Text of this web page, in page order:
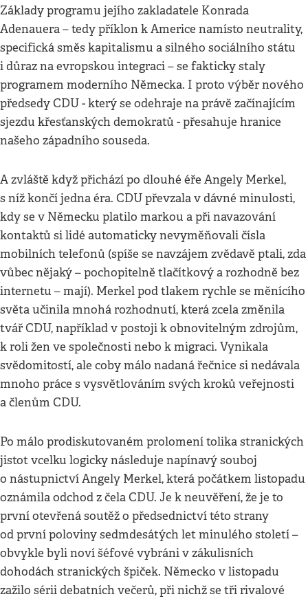
Základy programu jejího zakladatele Konrada
Adenauera – tedy příklon k Americe namísto neutrality,
specifická směs kapitalismu a silného sociálního státu
i důraz na evropskou integraci – se fakticky staly
programem moderního Německa. I proto výběr nového
předsedy CDU - který se odehraje na právě začínajícím
sjezdu křesťanských demokratů - přesahuje hranice
našeho západního souseda.
A zvláště když přichází po dlouhé éře Angely Merkel,
s níž končí jedna éra. CDU převzala v dávné minulosti,
kdy se v Německu platilo markou a při navazování
kontaktů si lidé automaticky nevyměňovali čísla
mobilních telefonů (spíše se navzájem zvědavě ptali, zda
vůbec nějaký – pochopitelně tlačítkový a rozhodně bez
internetu – mají). Merkel pod tlakem rychle se měnícího
světa učinila mnohá rozhodnutí, která zcela změnila
tvář CDU, například v postoji k obnovitelným zdrojům,
k roli žen ve společnosti nebo k migraci. Vynikala
svědomitostí, ale coby málo nadaná řečnice si nedávala
mnoho práce s vysvětlováním svých kroků veřejnosti
a členům CDU.
Po málo prodiskutovaném prolomení tolika stranických
jistot vcelku logicky následuje napínavý souboj
o nástupnictví Angely Merkel, která počátkem listopadu
oznámila odchod z čela CDU. Je k neuvěření, že je to
první otevřená soutěž o předsednictví této strany
od první poloviny sedmdesátých let minulého století –
obvykle byli noví šéfové vybráni v zákulisních
dohodách stranických špiček. Německo v listopadu
zažilo sérii debatních večerů, při nichž se tři rivalové